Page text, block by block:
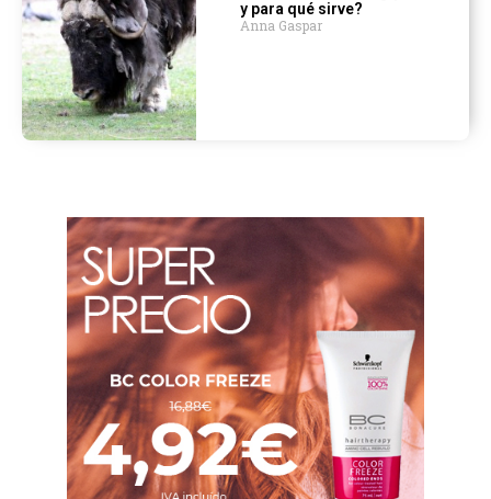
y para qué sirve?
Anna Gaspar